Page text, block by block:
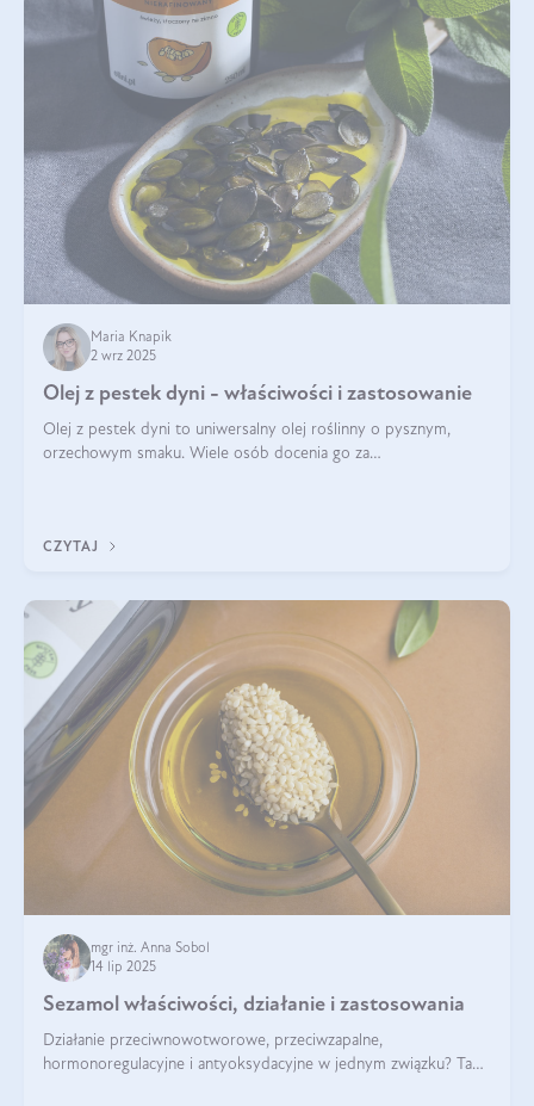
Maria Knapik
2 wrz 2025
Olej z pestek dyni - właściwości i zastosowanie
Olej z pestek dyni to uniwersalny olej roślinny o pysznym,
orzechowym smaku. Wiele osób docenia go za
CZYTAJ
mgr inż. Anna Sobol
14 lip 2025
Sezamol właściwości, działanie i zastosowania
Działanie przeciwnowotworowe, przeciwzapalne,
hormonoregulacyjne i antyoksydacyjne w jednym związku? Tak